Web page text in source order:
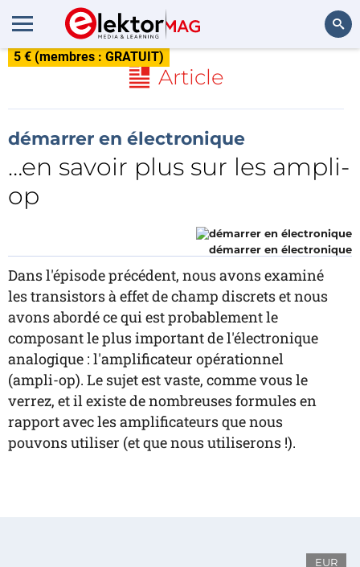
5 € (membres : GRATUIT)
Article
démarrer en électronique
…en savoir plus sur les ampli-
op
démarrer en électronique
Dans l'épisode précédent, nous avons examiné
les transistors à effet de champ discrets et nous
avons abordé ce qui est probablement le
composant le plus important de l'électronique
analogique : l'amplificateur opérationnel
(ampli-op). Le sujet est vaste, comme vous le
verrez, et il existe de nombreuses formules en
rapport avec les amplificateurs que nous
pouvons utiliser (et que nous utiliserons !).
EUR